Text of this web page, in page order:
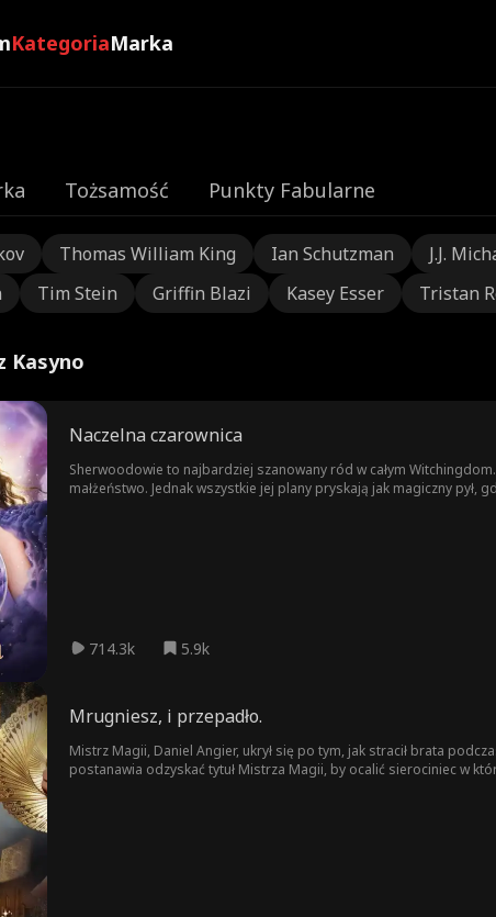
KategoriaMarka
Tożsamość Punkty Fabularne
Thomas William King Ian Schutzman J.J.
Tim Stein Griffin Blazi Kasey Esser Tristan
Kasyno
Naczelna czarownica
Sherwoodowie to najbardziej szanowany ród w całym
małżeństwo. Jednak wszystkie jej plany pryskają jak magiczny pył,
714.3k 5.9k
Mrugniesz, i przepadło.
Mistrz Magii, Daniel Angier, ukrył się po tym, jak stracił brata
postanawia odzyskać tytuł Mistrza Magii, by ocalić sierociniec w